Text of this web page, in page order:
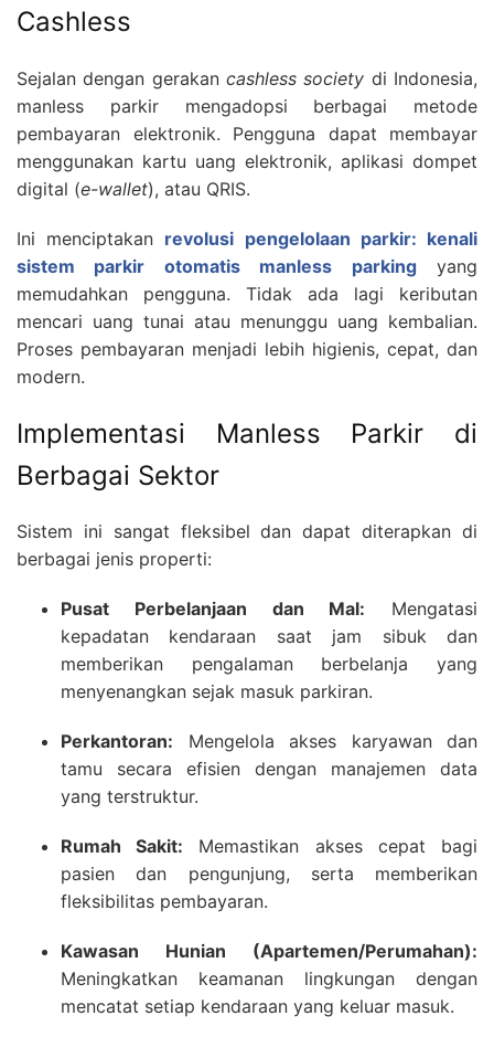
Cashless
Sejalan dengan gerakan cashless society di Indonesia,
manless parkir mengadopsi berbagai metode
pembayaran elektronik. Pengguna dapat membayar
menggunakan kartu uang elektronik, aplikasi dompet
digital (e-wallet), atau QRIS.
Ini menciptakan revolusi pengelolaan parkir: kenali
sistem parkir otomatis manless parkingyang
memudahkan pengguna. Tidak ada lagi keributan
mencari uang tunai atau menunggu uang kembalian.
Proses pembayaran menjadi lebih higienis, cepat, dan
modern.
Implementasi Manless Parkir di
Berbagai Sektor
Sistem ini sangat fleksibel dan dapat diterapkan di
berbagai jenis properti:
Pusat Perbelanjaan dan Mal: Mengatasi
kepadatan kendaraan saat jam sibuk dan
memberikan pengalaman berbelanja yang
menyenangkan sejak masuk parkiran.
Perkantoran: Mengelola akses karyawan dan
tamu secara efisien dengan manajemen data
yang terstruktur.
Rumah Sakit: Memastikan akses cepat bagi
pasien dan pengunjung, serta memberikan
fleksibilitas pembayaran.
Kawasan Hunian (Apartemen/Perumahan):
Meningkatkan keamanan lingkungan dengan
mencatat setiap kendaraan yang keluar masuk.